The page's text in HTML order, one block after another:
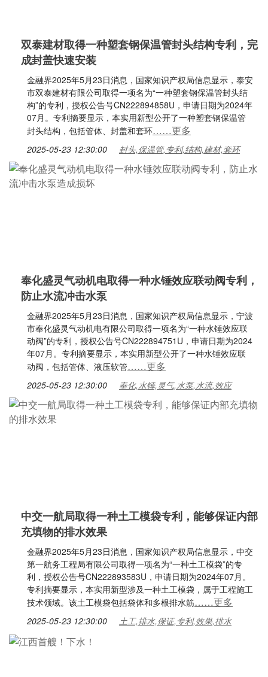
双泰建材取得一种塑套钢保温管封头结构专利，完
成封盖快速安装
金融界2025年5月23日消息，国家知识产权局信息显示，泰安
市双泰建材有限公司取得一项名为“一种塑套钢保温管封头结
构”的专利，授权公告号CN222894858U，申请日期为2024年
07月。专利摘要显示，本实用新型公开了一种塑套钢保温管
封头结构，包括管体、封盖和套环……更多
2025-05-23 12:30:00 封头,保温管,专利,结构,建材,套环
奉化盛灵气动机电取得一种水锤效应联动阀专利，
防止水流冲击水泵
金融界2025年5月23日消息，国家知识产权局信息显示，宁波
市奉化盛灵气动机电有限公司取得一项名为“一种水锤效应联
动阀”的专利，授权公告号CN222894751U，申请日期为2024
年07月。专利摘要显示，本实用新型公开了一种水锤效应联
动阀，包括管体、液压软管……更多
2025-05-23 12:30:00 奉化,水锤,灵气,水泵,水流,效应
中交一航局取得一种土工模袋专利，能够保证内部
充填物的排水效果
金融界2025年5月23日消息，国家知识产权局信息显示，中交
第一航务工程局有限公司取得一项名为“一种土工模袋”的专
利，授权公告号CN222893583U，申请日期为2024年07月。
专利摘要显示，本实用新型涉及一种土工模袋，属于工程施工
技术领域。该土工模袋包括袋体和多根排水筋……更多
2025-05-23 12:30:00 土工,排水,保证,专利,效果,排水